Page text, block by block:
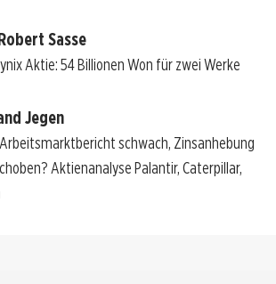
Sasse
Aktie: 54 Billionen Won für zwei Werke
Jegen
Arbeitsmarktbericht schwach, Zinsanhebung
Aktienanalyse Palantir, Caterpillar,